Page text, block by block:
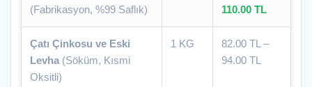
(Fabrikasyon, %99 Saflık)
110.00 TL
Çatı Çinkosu ve Eski
Levha(Söküm, Kısmi
Oksitli)
1 KG
82.00 TL –
94.00 TL